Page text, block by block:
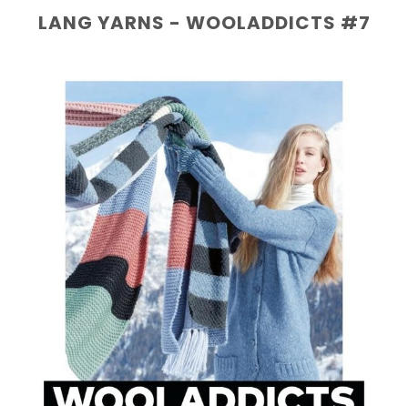
LANG YARNS - WOOLADDICTS #7